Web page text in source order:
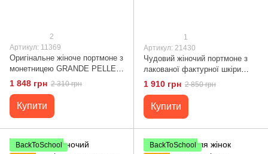
2
Артикул: 11369
Оригінальне жіноче портмоне з
монетницею GRANDE PELLE
11369 Бежевий
1 848 грн 2 310 грн
Купити
1
Артикул: 21430
Чудовий жіночий портмоне з
лакованої фактурної шкіри
KARYA 21430 Бежевий
1 910 грн 2 850 грн
Купити
BackToSchool
BackToSchool